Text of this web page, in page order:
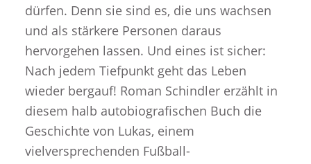
dürfen. Denn sie sind es, die uns wachsen
und als stärkere Personen daraus
hervorgehen lassen. Und eines ist sicher:
Nach jedem Tiefpunkt geht das Leben
wieder bergauf! Roman Schindler erzählt in
diesem halb autobiografischen Buch die
Geschichte von Lukas, einem
vielversprechenden Fußball-